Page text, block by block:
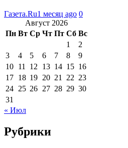
Газета.Ru1 месяц ago 0
Август 2026
Пн Вт Ср Чт Пт Сб Вс
1
2
3
4 5 6 7 8
9
10 11 12 13 14 15 16
17 18 19 20 21 22 23
24 25 26 27 28 29 30
31
« Июл
Рубрики